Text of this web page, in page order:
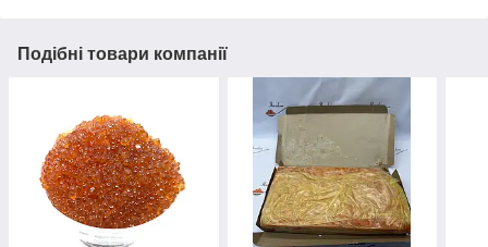
Подібні товари компанії